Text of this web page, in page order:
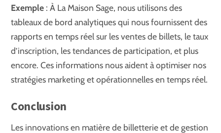
Exemple : À La Maison Sage, nous utilisons des
tableaux de bord analytiques qui nous fournissent des
rapports en temps réel sur les ventes de billets, le taux
d’inscription, les tendances de participation, et plus
encore. Ces informations nous aident à optimiser nos
stratégies marketing et opérationnelles en temps réel.
Conclusion
Les innovations en matière de billetterie et de gestion